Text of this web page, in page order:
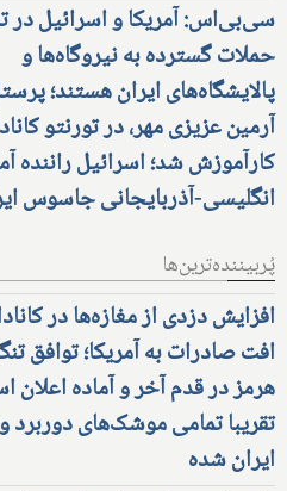
سی‌بی‌اس: آمریکا و اسرائیل در
حملات گسترده به نیروگاه‌ها و
پالایشگاه‌های ایران هستند؛
آرمین عزیزی مهر، در تورنتو
کارآموزش شد؛ اسرائیل راننده
انگلیسی-آذربایجانی جاسوس
پُربیننده‌ترین‌ها
افزایش دزدی از مغازه‌ها در
افت صادرات به آمریکا؛ توافق
هرمز در قدم آخر و آماده اعلان
ایران شده